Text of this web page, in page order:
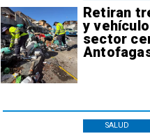
Retiran
y
sector
SALUD